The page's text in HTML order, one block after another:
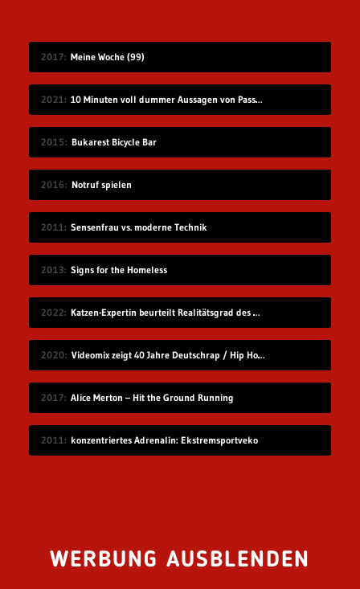
2017 Meine Woche (99)
2021 10 Minuten voll dummer Aussagen von Passant*innen
2015 Bukarest Bicycle Bar
2016 Notruf spielen
2011 Sensenfrau vs. moderne Technik
2013 Signs for the Homeless
2022 Katzen-Expertin beurteilt Realitätsgrad des Verhaltens in „Stray“
2020 Videomix zeigt 40 Jahre Deutschrap / Hip Hop in 7:30 Minuten
2017 Alice Merton – Hit the Ground Running
2011 konzentriertes Adrenalin: Ekstremsportveko
WERBUNG AUSBLENDEN